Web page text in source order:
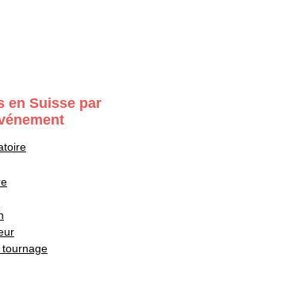
en Suisse par
tournage